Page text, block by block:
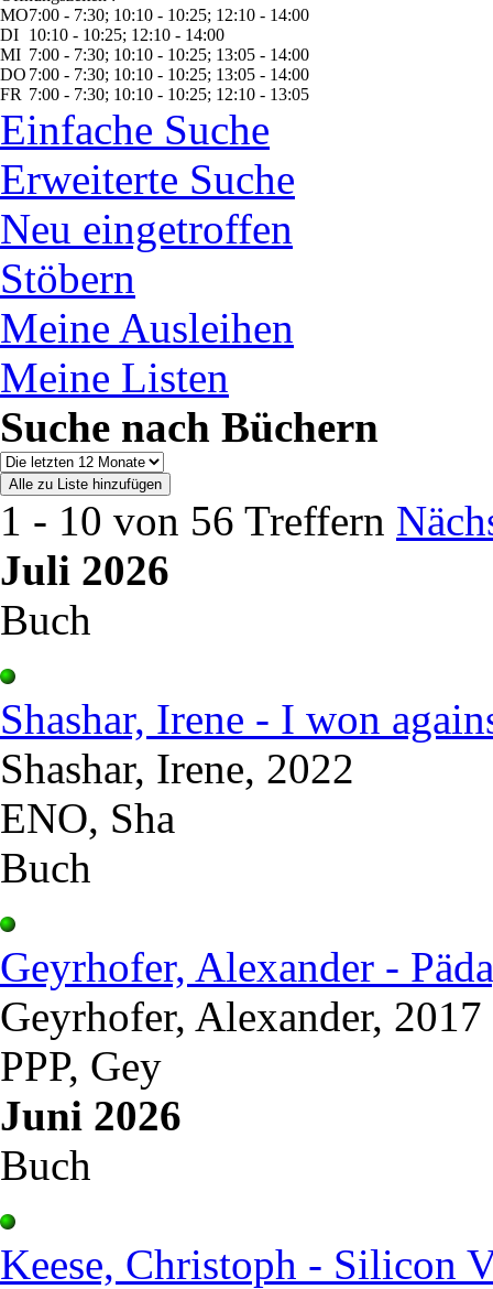
MO7:00 - 7:30; 10:10 - 10:25; 12:10 - 14:00
DI 10:10 - 10:25; 12:10 - 14:00
MI 7:00 - 7:30; 10:10 - 10:25; 13:05 - 14:00
DO 7:00 - 7:30; 10:10 - 10:25; 13:05 - 14:00
FR 7:00 - 7:30; 10:10 - 10:25; 12:10 - 13:05
Einfache Suche
Erweiterte Suche
Neu eingetroffen
Stöbern
Meine Ausleihen
Meine Listen
Suche nach Büchern
1 - 10 von 56 Treffern
Juli 2026
Buch
Shashar, Irene - I won
Shashar, Irene, 2022
ENO, Sha
Buch
Geyrhofer, Alexander -
Geyrhofer, Alexander, 2017
PPP, Gey
Juni 2026
Buch
Keese, Christoph - Silicon